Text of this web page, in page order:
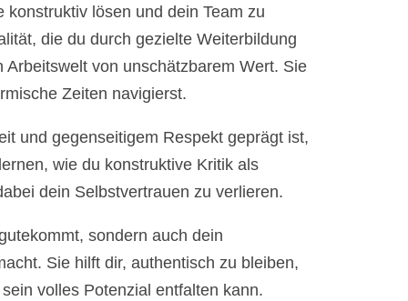
lösen und dein Team zu
die du durch gezielte Weiterbildung
von unschätzbarem Wert. Sie
Zeiten navigierst.
und gegenseitigem Respekt geprägt ist,
wie du konstruktive Kritik als
dein Selbstvertrauen zu verlieren.
sondern auch dein
Sie hilft dir, authentisch zu bleiben,
volles Potenzial entfalten kann.